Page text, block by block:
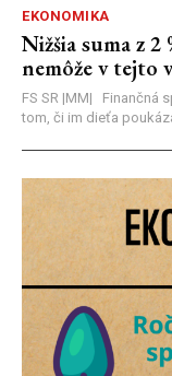
EKONOMIKA
Nižšia suma z
nemôže v tejto
FS SR |MM| Finančná
tom, či im dieťa